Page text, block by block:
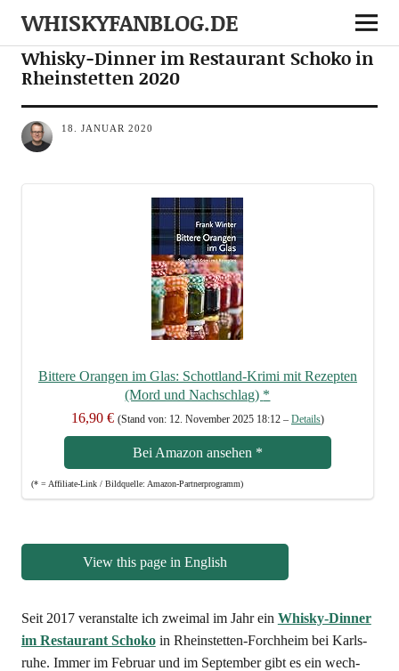
WHISKYFANBLOG.DE
EVENTS
Whisky-Dinner im Restaurant Schoko in
Rheinstetten 2020
18. JANUAR 2020
Bit­te­re Oran­gen im Glas: Schott­land-Kri­mi mit Rezep­ten
(Mord und Nach­schlag) *
16,90 € (Stand von: 12. Novem­ber 2025 18:12 – Details)
Bei Ama­zon anse­hen *
(* = Affi­lia­te-Link / Bild­quel­le: Amazon-Partnerprogramm)
View this page in English
Seit 2017 ver­an­stal­te ich zwei­mal im Jahr ein Whis­ky-Din­ner
im Restau­rant Scho­koin Rhein­stet­ten-Forch­heim bei Karls­
ru­he. Immer im Febru­ar und im Sep­tem­ber gibt es ein wech­